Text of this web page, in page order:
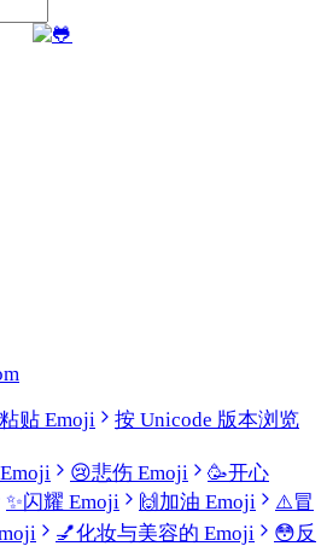
贴 Emoji
按 Unicode 版本浏览
😢悲伤 Emoji 🥳开心
✨闪耀 Emoji 🙌加油 Emoji ⚠️冒
💅化妆与美容的 Emoji 😳反